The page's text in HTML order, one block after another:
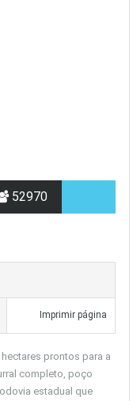
52970
Imprimir página
prontos para a
completo, poço
estadual que